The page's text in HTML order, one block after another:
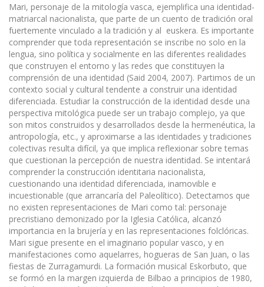
Mari, personaje de la mitología vasca, ejemplifica una identidad-
matriarcal nacionalista, que parte de un cuento de tradición oral
fuertemente vinculado a la tradición y al euskera. Es importante
comprender que toda representación se inscribe no solo en la
lengua, sino política y socialmente en las diferentes realidades
que construyen el entorno y las redes que constituyen la
comprensión de una identidad (Said 2004, 2007). Partimos de un
contexto social y cultural tendente a construir una identidad
diferenciada. Estudiar la construcción de la identidad desde una
perspectiva mitológica puede ser un trabajo complejo, ya que
son mitos construidos y desarrollados desde la hermenéutica, la
antropología, etc., y aproximarse a las identidades y tradiciones
colectivas resulta difícil, ya que implica reflexionar sobre temas
que cuestionan la percepción de nuestra identidad. Se intentará
comprender la construcción identitaria nacionalista,
cuestionando una identidad diferenciada, inamovible e
incuestionable (que arrancaría del Paleolítico). Detectamos que
no existen representaciones de Mari como tal: personaje
precristiano demonizado por la Iglesia Católica, alcanzó
importancia en la brujería y en las representaciones folclóricas.
Mari sigue presente en el imaginario popular vasco, y en
manifestaciones como aquelarres, hogueras de San Juan, o las
fiestas de Zurragamurdi. La formación musical Eskorbuto, que
se formó en la margen izquierda de Bilbao a principios de 1980,